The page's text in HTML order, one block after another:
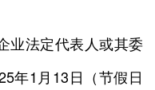
法定代表人或其委
年1月13日（节假日